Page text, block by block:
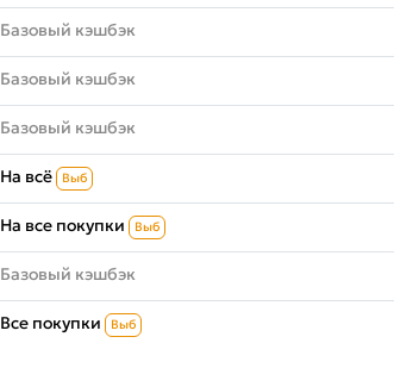
Базовый кэшбэк
Базовый кэшбэк
Базовый кэшбэк
На всё Выб
На все покупки Выб
Базовый кэшбэк
Все покупки Выб